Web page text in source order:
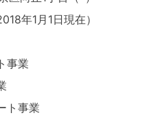
年1月1日現在）
事業
ト事業